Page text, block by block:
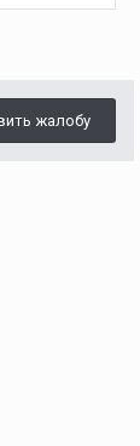
жалобу